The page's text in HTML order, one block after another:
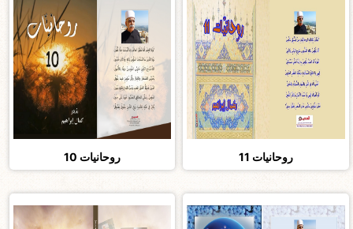
روحانيات 11 روحانيات 10